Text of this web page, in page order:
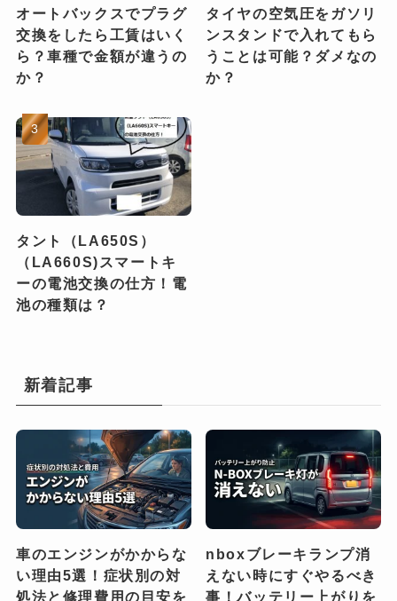
オートバックスでプラグ
交換をしたら工賃はいく
ら？車種で金額が違うの
か？
タイヤの空気圧をガソリ
ンスタンドで入れてもら
うことは可能？ダメなの
か？
タント（LA650S）
（LA660S)スマートキ
ーの電池交換の仕方！電
池の種類は？
新着記事
車のエンジンがかからな
い理由5選！症状別の対
処法と修理費用の目安を
nboxブレーキランプ消
えない時にすぐやるべき
事！バッテリー上がりを